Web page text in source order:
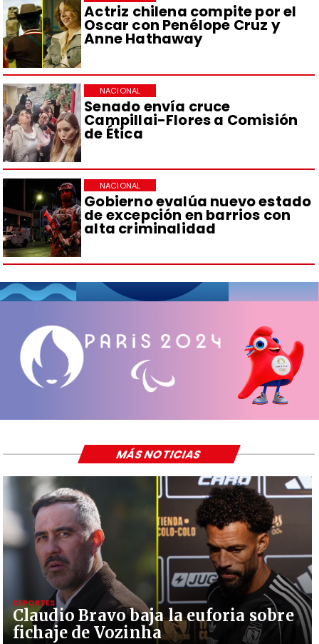
Actriz chilena compite por el
Oscar con Penélope Cruz y
Anne Hathaway
Senado envía cruce
Campillai-Flores a Comisión
de Ética
NACIONAL
Gobierno evalúa nuevo estado
de excepción en barrios con
alta criminalidad
NACIONAL
Claudio Bravo baja la euforia sobre
fichaje de Vozinha
DEPORTES
MÁS NOTICIAS